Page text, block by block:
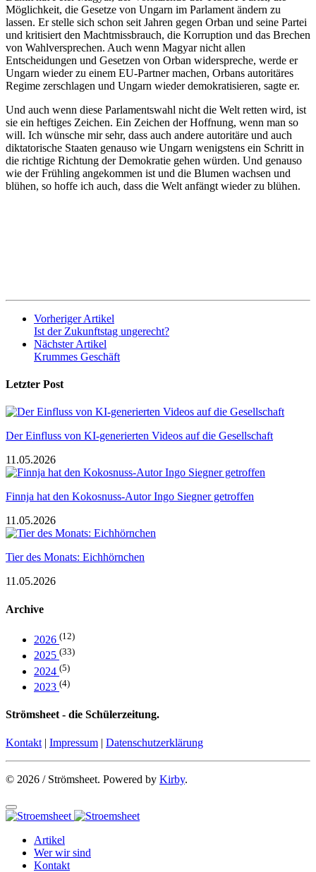
Möglichkeit, die Gesetze von Ungarn im Parlament ändern zu
lassen. Er stelle sich schon seit Jahren gegen Orban und seine Partei
und kritisiert den Machtmissbrauch, die Korruption und das Brechen
von Wahlversprechen. Auch wenn Magyar nicht allen
Entscheidungen und Gesetzen von Orban widerspreche, werde er
Ungarn wieder zu einem EU-Partner machen, Orbans autoritäres
Regime zerschlagen und Ungarn wieder demokratisieren, sagte er.
Und auch wenn diese Parlamentswahl nicht die Welt retten wird, ist
sie ein heftiges Zeichen. Ein Zeichen der Hoffnung, wenn man so
will. Ich wünsche mir sehr, dass auch andere autoritäre und auch
diktatorische Staaten genauso wie Ungarn wenigstens ein Schritt in
die richtige Richtung der Demokratie gehen würden. Und genauso
wie der Frühling angekommen ist und die Blumen wachsen und
blühen, so hoffe ich auch, dass die Welt anfängt wieder zu blühen.
Vorheriger Artikel
Ist der Zukunftstag ungerecht?
Nächster Artikel
Krummes Geschäft
Letzter Post
Der Einfluss von KI-generierten Videos auf die Gesellschaft
11.05.2026
Finnja hat den Kokosnuss-Autor Ingo Siegner getroffen
11.05.2026
Tier des Monats: Eichhörnchen
11.05.2026
Archive
2026 (12)
2025 (33)
2024 (5)
2023 (4)
Strömsheet - die Schülerzeitung.
Kontakt | Impressum | Datenschutzerklärung
© 2026 / Strömsheet. Powered by Kirby.
Artikel
Wer wir sind
Kontakt